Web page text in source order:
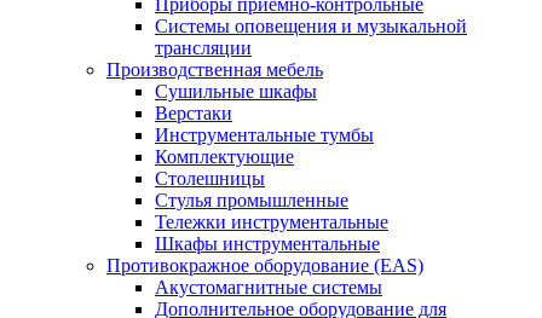
Приборы приёмно-контрольные
Системы оповещения и музыкальной
трансляции
Производственная мебель
Cушильные шкафы
Верстаки
Инструментальные тумбы
Комплектующие
Столешницы
Стулья промышленные
Тележки инструментальные
Шкафы инструментальные
Противокражное оборудование (EAS)
Акустомагнитные системы
Дополнительное оборудование для